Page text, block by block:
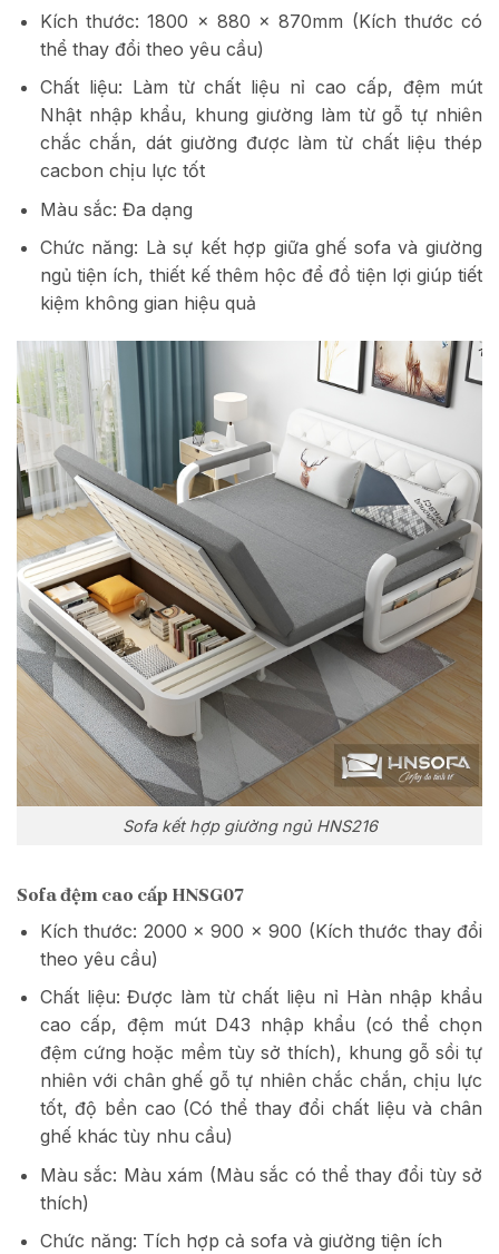
Kích thước: 1800 x 880 x 870mm (Kích thước có
thể thay đổi theo yêu cầu)
Chất liệu: Làm từ chất liệu nỉ cao cấp, đệm mút
Nhật nhập khẩu, khung giường làm từ gỗ tự nhiên
chắc chắn, dát giường được làm từ chất liệu thép
cacbon chịu lực tốt
Màu sắc: Đa dạng
Chức năng: Là sự kết hợp giữa ghế sofa và giường
ngủ tiện ích, thiết kế thêm hộc để đồ tiện lợi giúp tiết
kiệm không gian hiệu quả
Sofa kết hợp giường ngủ HNS216
Sofa đệm cao cấp HNSG07
Kích thước: 2000 x 900 x 900 (Kích thước thay đổi
theo yêu cầu)
Chất liệu: Được làm từ chất liệu nỉ Hàn nhập khẩu
cao cấp, đệm mút D43 nhập khẩu (có thể chọn
đệm cứng hoặc mềm tùy sở thích), khung gỗ sồi tự
nhiên với chân ghế gỗ tự nhiên chắc chắn, chịu lực
tốt, độ bền cao (Có thể thay đổi chất liệu và chân
ghế khác tùy nhu cầu)
Màu sắc: Màu xám (Màu sắc có thể thay đổi tùy sở
thích)
Chức năng: Tích hợp cả sofa và giường tiện ích